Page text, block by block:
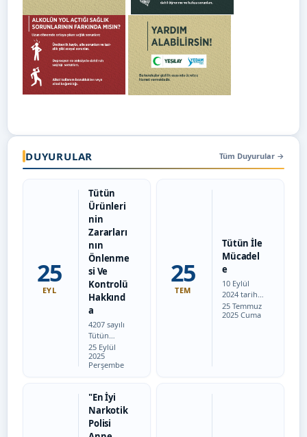
DUYURULAR Tüm Duyurular →
25
EYL
Tütün
Ürünleri
nin
Zararları
nın
Önlenme
si Ve
Kontrolü
Hakkınd
a
4207 sayılı
Tütün
Ürünlerinin
Zararlarını
n
Kontrolü
Hakkında
Kanuna
ilişkin
Tarih:
25 Eylül
2025
Perşembe
25
TEM
Tütün İle
Mücadel
e
10 Eylül
2024 tarihli
ve 2024/1
sayılı
Tarih:
25 Temmuz
2025 Cuma
"En İyi
Narkotik
Polisi